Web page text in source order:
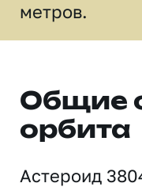
метров.
Общие
орбита
Астероид